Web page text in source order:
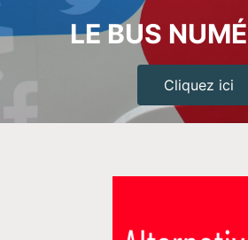
LE BUS
Cliquez ici